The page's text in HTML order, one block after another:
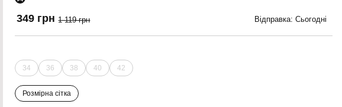
349 грн 1 119 грн Відправка: Сьогодні
34 36 38 40 42
Розмірна сітка